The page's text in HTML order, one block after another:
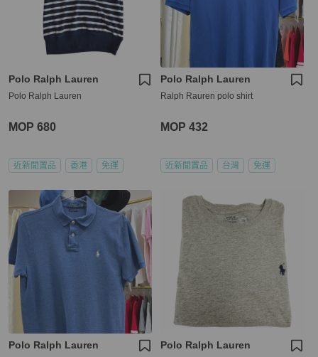
Polo Ralph Lauren
Polo Ralph Lauren
MOP 680
近新閒置品 香港 免運
Polo Ralph Lauren
Ralph Rauren polo shirt
MOP 432
近新閒置品 台灣 免運
Polo Ralph Lauren Polo Ralph Lauren